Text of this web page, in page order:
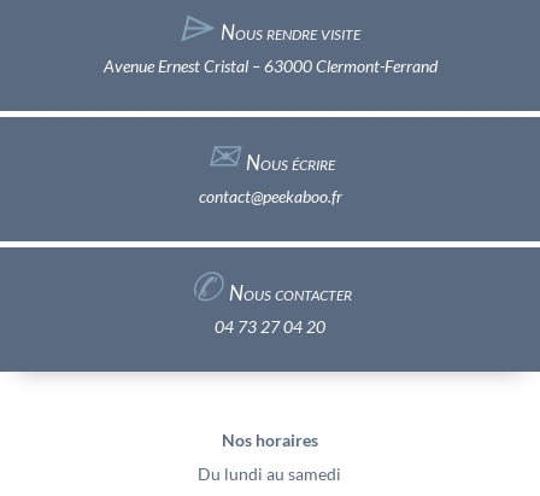
⌲ Nous rendre visite
Avenue Ernest Cristal – 63000 Clermont-Ferrand
✉︎Nous écrire
contact@peekaboo.fr
✆ Nous contacter
04 73 27 04 20
Nos horaires
Du lundi au samedi